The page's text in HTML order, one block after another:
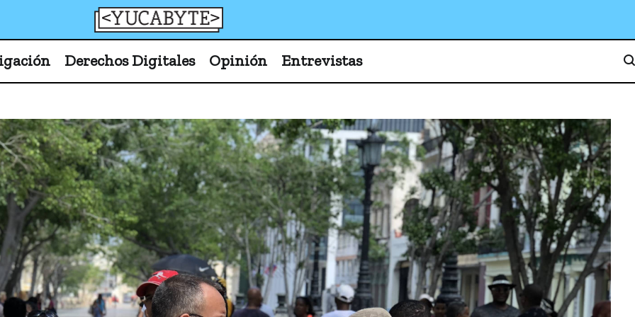
YucaByte
Derechos Digitales Opinión Entrevistas